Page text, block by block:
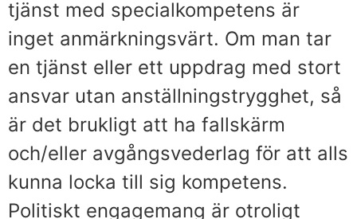
tjänst med specialkompetens är
inget anmärkningsvärt. Om man tar
en tjänst eller ett uppdrag med stort
ansvar utan anställningstrygghet, så
är det brukligt att ha fallskärm
och/eller avgångsvederlag för att alls
kunna locka till sig kompetens.
Politiskt engagemang är otroligt